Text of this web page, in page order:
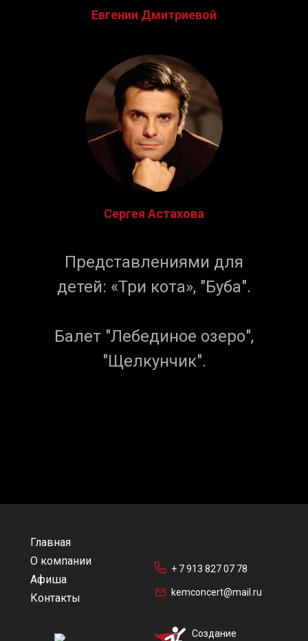
Евгении Дмитриевой
Сергея Астахова
Представлениями для
детей: «Три кота», "Буба".
Балет "Лебединое озеро",
"Щелкунчик".
Главная
О компании
Афиша
Контакты
+ 7 913 827 07 78
kemconcert@mail.ru
Создание